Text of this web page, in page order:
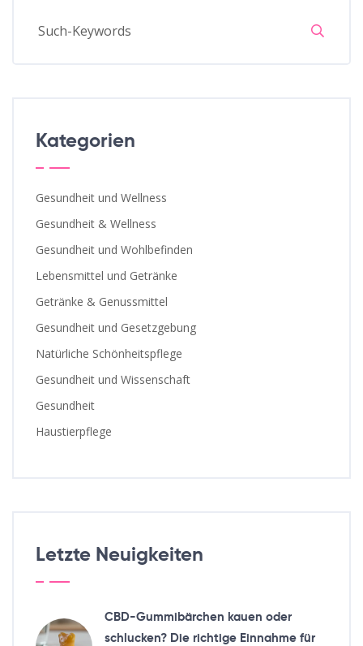
Kategorien
Gesundheit und Wellness
Gesundheit & Wellness
Gesundheit und Wohlbefinden
Lebensmittel und Getränke
Getränke & Genussmittel
Gesundheit und Gesetzgebung
Natürliche Schönheitspflege
Gesundheit und Wissenschaft
Gesundheit
Haustierpflege
Letzte Neuigkeiten
CBD-Gummibärchen kauen oder
schlucken? Die richtige Einnahme für